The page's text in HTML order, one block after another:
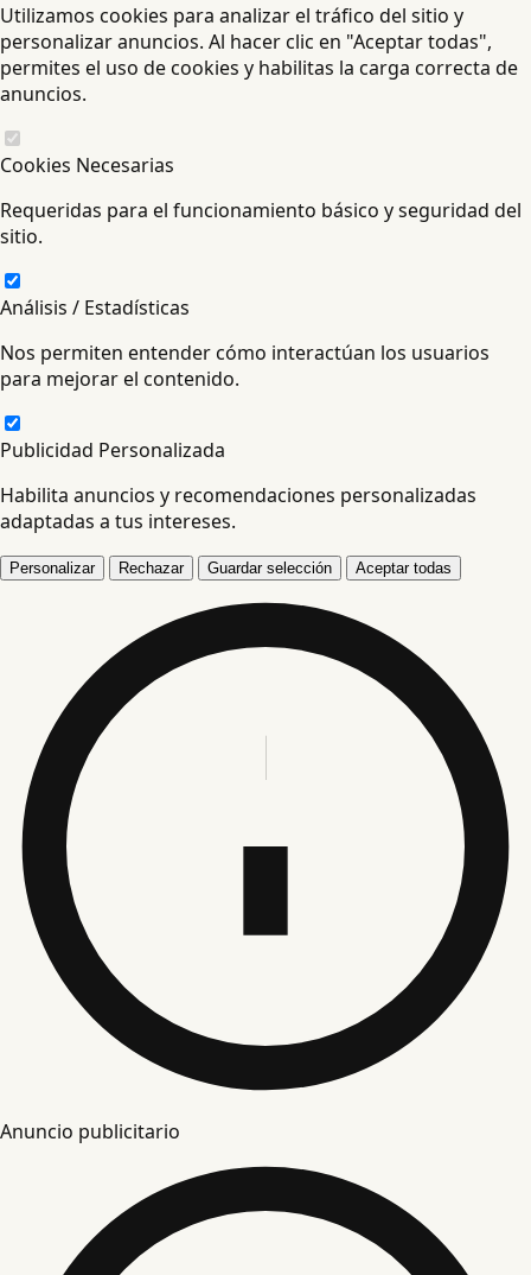
Utilizamos cookies para analizar el tráfico del sitio y
personalizar anuncios. Al hacer clic en "Aceptar todas",
permites el uso de cookies y habilitas la carga correcta de
anuncios.
Cookies Necesarias
Requeridas para el funcionamiento básico y seguridad del
sitio.
Análisis / Estadísticas
Nos permiten entender cómo interactúan los usuarios
para mejorar el contenido.
Publicidad Personalizada
Habilita anuncios y recomendaciones personalizadas
adaptadas a tus intereses.
Personalizar Rechazar Guardar selección Aceptar todas
Anuncio publicitario